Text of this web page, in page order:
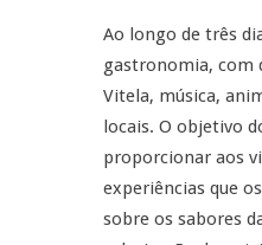
Ao longo de três
gastronomia, com
Vitela, música,
locais. O objetivo
proporcionar aos
experiências que
sobre os sabores